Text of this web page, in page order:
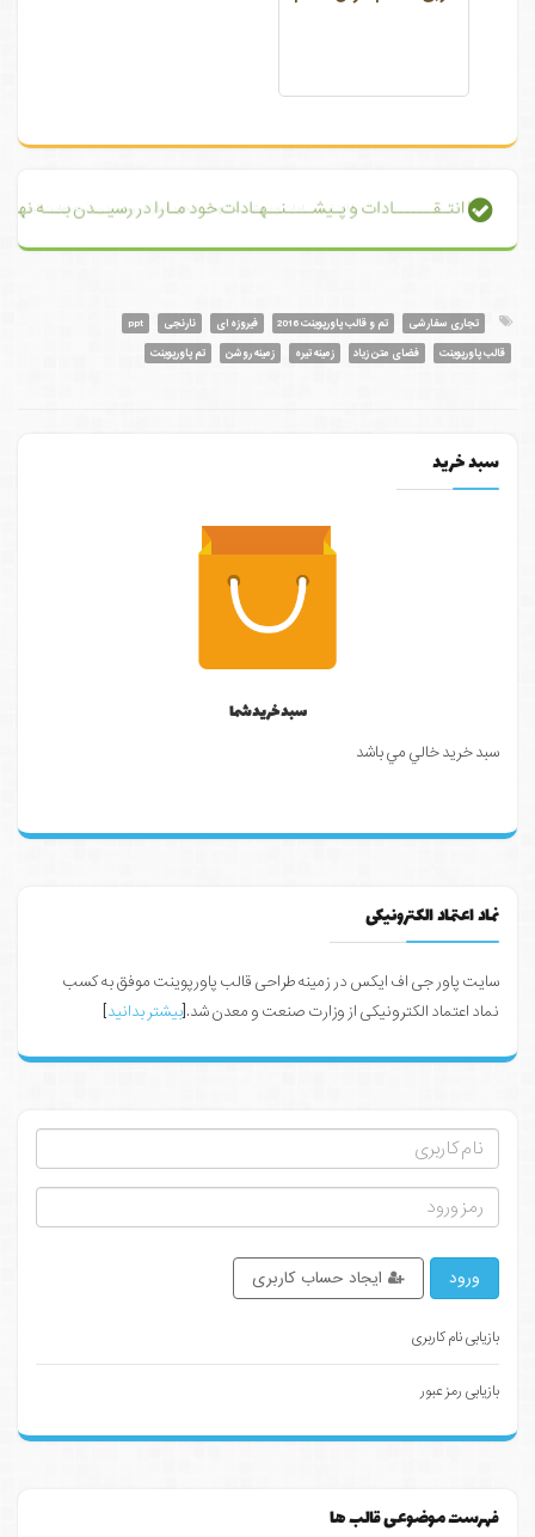
با انتـقــــــادات و پـیشــــنــهـادات خود مـا را در رسیــدن بـــه
تجاری سفارشی تم و قالب پاورپوینت 2016 فیروزه ای نارنجی
ppt
قالب پاورپوینت
فضای متن زیاد زمینه تیره زمینه روشن تم پاورپوینت
سبد خرید
سبد خرید شما
سبد خرید خالي مي باشد
نماد اعتماد الکترونیکی
سایت پاور جی اف ایکس در زمینه طراحی قالب پاورپوینت موفق به کسب
نماد اعتماد الکترونیکی از وزارت صنعت و معدن شد.[بیشتر بدانید]
ورود ایجاد حساب کاربری
بازیابی نام کاربری
بازیابی رمز عبور
فهرست موضوعی قالب ها